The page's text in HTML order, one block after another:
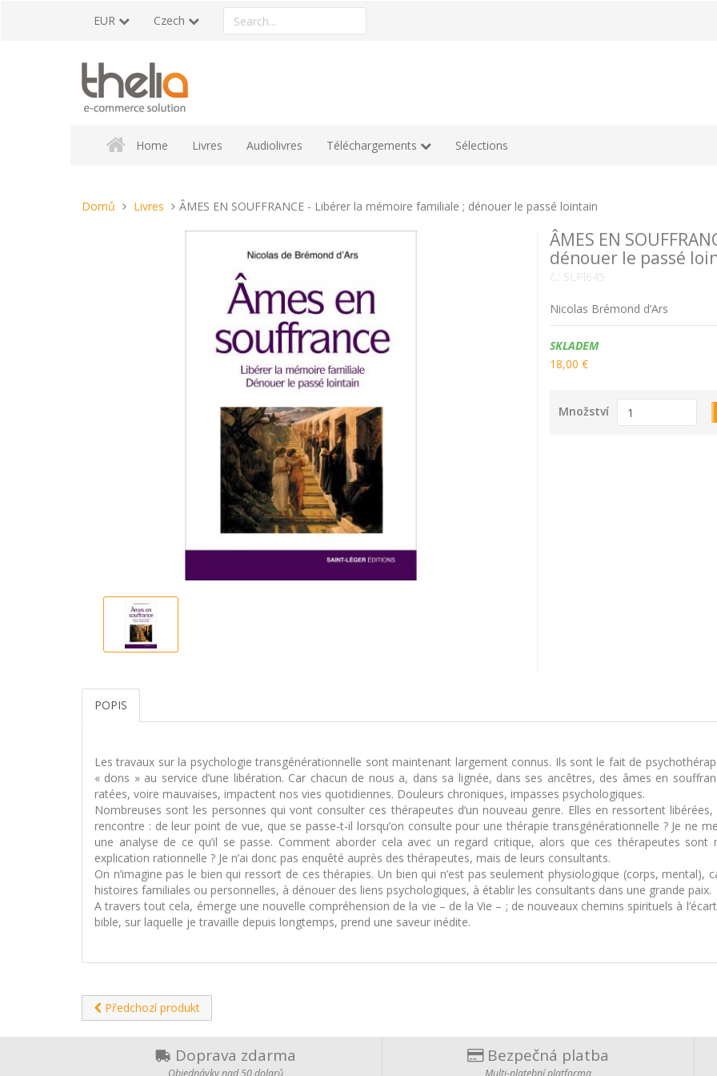
EUR Czech
Search
a
Home Livres Audiolivres Téléchargements Sélections
Nacházíte
Domů Livres ÂMES EN SOUFFRANCE - Libérer la mémoire familiale ; dénouer le passé lointain
ÂMES EN
dénouer le passé
č.: SLPl645
Nicolas Brémond d’Ars
Dostupnost:
SKLADEM
18,00 €
Množství
POPIS
Les travaux sur la psychologie transgénérationnelle sont maintenant largement connus. Ils sont le fait de
« dons » au service d’une libération. Car chacun de nous a, dans sa lignée, dans ses ancêtres, des âmes en
ratées, voire mauvaises, impactent nos vies quotidiennes. Douleurs chroniques, impasses psychologiques.
Nombreuses sont les personnes qui vont consulter ces thérapeutes d’un nouveau genre. Elles en ressortent
rencontre : de leur point de vue, que se passe-t-il lorsqu’on consulte pour une thérapie transgénérationnelle ? Je ne
une analyse de ce qu’il se passe. Comment aborder cela avec un regard critique, alors que ces thérapeutes
explication rationnelle ? Je n’ai donc pas enquêté auprès des thérapeutes, mais de leurs consultants.
On n’imagine pas le bien qui ressort de ces thérapies. Un bien qui n’est pas seulement physiologique (corps,
histoires familiales ou personnelles, à dénouer des liens psychologiques, à établir les consultants dans une grande paix.
A travers tout cela, émerge une nouvelle compréhension de la vie – de la Vie – ; de nouveaux chemins spirituels à
bible, sur laquelle je travaille depuis longtemps, prend une saveur inédite.
Předchozí produkt
Doprava zdarma
Objednávky nad 50 dolarů
Bezpečná platba
Multi-platební platforma